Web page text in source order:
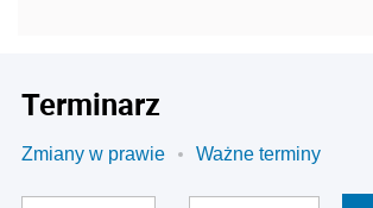
Terminarz
Zmiany w prawie Ważne terminy